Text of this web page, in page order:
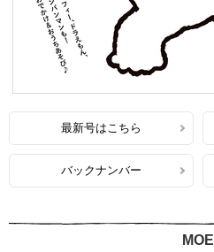
最新号はこちら
バックナンバー
MOE